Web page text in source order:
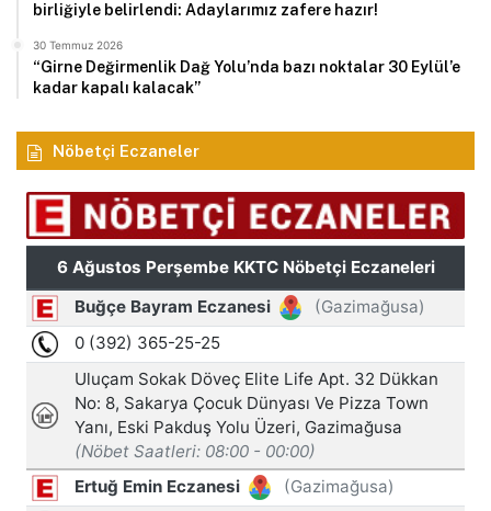
birliğiyle belirlendi: Adaylarımız zafere hazır!
30 Temmuz 2026
“Girne Değirmenlik Dağ Yolu’nda bazı noktalar 30 Eylül’e
kadar kapalı kalacak”
Nöbetçi Eczaneler